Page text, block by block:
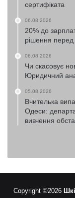
сертифіката
06.08.2026
20% до
рішення перед
06.08.2026
Чи скасовує
Юридичний
05.08.2026
Вчителька
Одеси:
вивчення
Copyright ©2026